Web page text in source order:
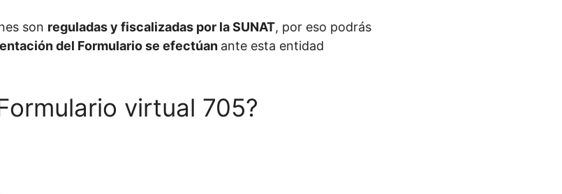
son reguladas y fiscalizadas por la SUNAT, por eso podrás
del Formulario se efectúan ante esta entidad
virtual 705?